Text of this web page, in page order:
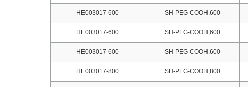
HE003017-600 SH-PEG-COOH,600
HE003017-600 SH-PEG-COOH,600
HE003017-600 SH-PEG-COOH,600
HE003017-800 SH-PEG-COOH,800